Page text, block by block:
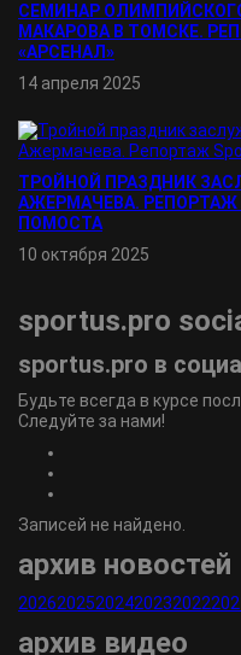
СЕМИНАР
МАКАРОВА В ТОМСКЕ.
«АРСЕНАЛ»
14 апреля 2025
ТРОЙНОЙ ПРАЗДНИК
АЖЕРМАЧЕВА. РЕПОРТАЖ
ПОМОСТА
10 октября 2025
sportus.pro
sportus.pro в
Будьте всегда в курсе
Следуйте за нами!
Записей не найдено.
архив новостей
20262025202420232022
архив видео